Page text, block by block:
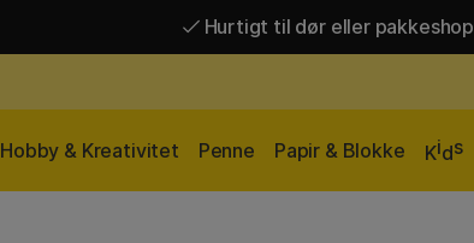
Hurtigt til dør eller pakkeshop
Hobby & Kreativitet Penne Papir & Blokke Kids